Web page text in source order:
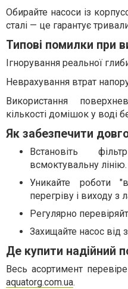
Обирайте насоси із
сталі — це гарантує
Типові помилки при
Ігнорування реальної
Неврахування втрат
Використання
кількості домішок у воді
Як забезпечити
Встановіть
всмоктувальну лінію.
Уникайте роботи
перегріву і виходу з
Регулярно
Захищайте насос від
Де купити надійний
Весь асортимент
aquatorg.com.ua.